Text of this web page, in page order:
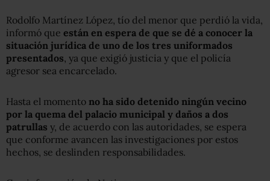
Rodolfo Martínez López, tío del menor que perdió la vida,
informó que están en espera de que se dé a conocer la
situación jurídica de uno de los tres uniformados
presentados , ya que exigió justicia y que el policía
agresor sea encarcelado.
Hasta el momento no ha sido detenido ningún vecino
por la quema del palacio municipal y daños a dos
patrullas y, de acuerdo con las autoridades, se espera
que conforme avancen las investigaciones por estos
hechos, se deslinden responsabilidades.